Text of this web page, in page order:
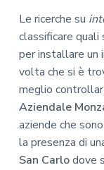
Le ricerche su
classificare quali
per installare un
volta che si è
meglio
Aziendale
aziende che
la presenza di
San Carlodove